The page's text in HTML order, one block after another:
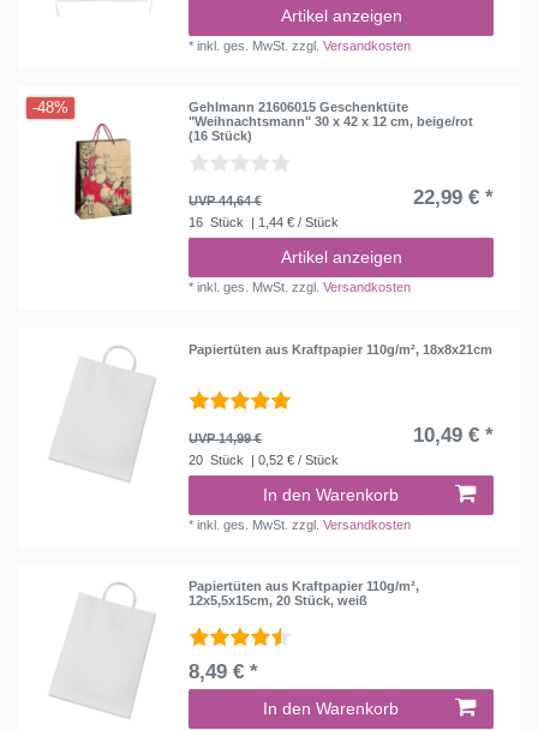
Artikel anzeigen
*inkl. ges. MwSt. zzgl.Versandkosten
-48%
Gehlmann 21606015 Geschenktüte
"Weihnachtsmann" 30 x 42 x 12 cm, beige/rot
(16 Stück)
UVP 44,64 € 22,99 € *
16 Stück | 1,44 € / Stück
Artikel anzeigen
*inkl. ges. MwSt. zzgl.Versandkosten
Papiertüten aus Kraftpapier 110g/m², 18x8x21cm
UVP 14,99 € 10,49 € *
20 Stück | 0,52 € / Stück
In den Warenkorb
*inkl. ges. MwSt. zzgl.Versandkosten
Papiertüten aus Kraftpapier 110g/m²,
12x5,5x15cm, 20 Stück, weiß
8,49 € *
In den Warenkorb